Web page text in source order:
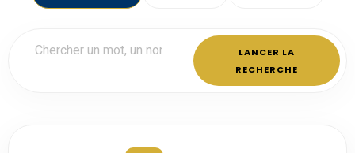
LANCER LA
RECHERCHE